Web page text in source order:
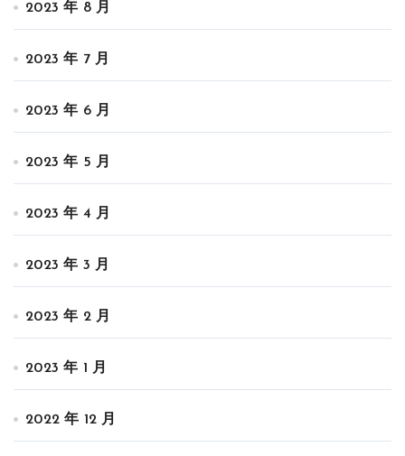
2023 年 8 月
2023 年 7 月
2023 年 6 月
2023 年 5 月
2023 年 4 月
2023 年 3 月
2023 年 2 月
2023 年 1 月
2022 年 12 月